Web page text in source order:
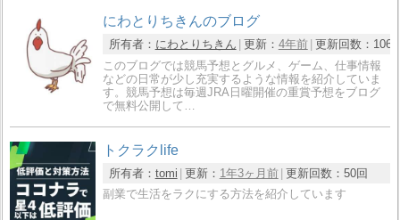
にわとりちきんのブログ
所有者： にわとりちきん 更新： 4年前 更新回数： 106
このブログでは競馬予想とグルメ、ゲーム、仕事情報
などの日常が少し充実するような情報を紹介していま
す。競馬予想は毎週JRA日曜開催の重賞予想をブログ
で無料公開して…
トクラクlife
所有者： tomi 更新： 1年3ヶ月前 更新回数： 50回
副業で生活をラクにする方法を紹介しています